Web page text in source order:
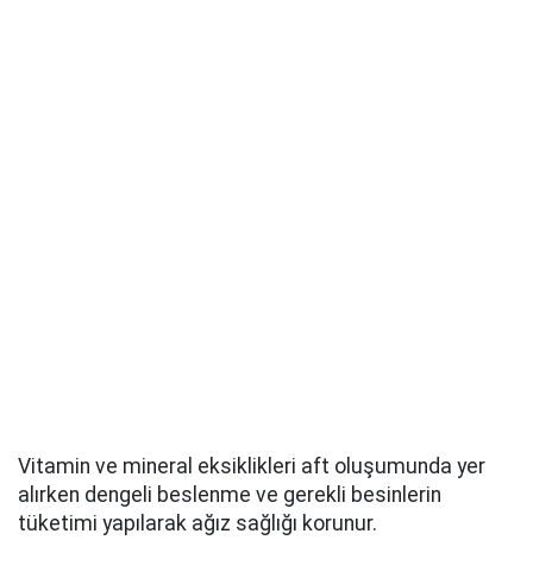
Vitamin ve mineral eksiklikleri aft oluşumunda yer
alırken dengeli beslenme ve gerekli besinlerin
tüketimi yapılarak ağız sağlığı korunur.